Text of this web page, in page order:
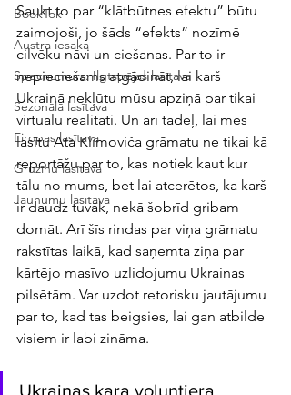
BookTok
Austra iesaka
Specnumurs: Ilgtspējas lasītava
Sezonālā lasītava
Eiropas lasītava
Gruzīnu lasītava
Jaunumu lasītava
Saukt to par “klātbūtnes efektu” būtu
zaimojoši, jo šāds “efekts” nozīmē
cilvēku nāvi un ciešanas. Par to ir
nepieciešams atgādināt, lai karš
Ukrainā nekļūtu mūsu apziņā par tikai
virtuālu realitāti. Un arī tādēļ, lai mēs
lasītu Ata Klimoviča grāmatu ne tikai kā
reportāžu par to, kas notiek kaut kur
tālu no mums, bet lai atcerētos, ka karš
ir daudz tuvāk, nekā šobrīd gribam
domāt. Arī šīs rindas par viņa grāmatu
rakstītas laikā, kad saņemta ziņa par
kārtējo masīvo uzlidojumu Ukrainas
pilsētām. Var uzdot retorisku jautājumu
par to, kad tas beigsies, lai gan atbilde
visiem ir labi zināma.
Ukrainas kara voluntiera